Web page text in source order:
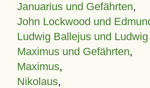
Januarius und Gefährten,
John Lockwood und
Ludwig Ballejus und
Maximus und Gefährten,
Maximus,
Nikolaus,